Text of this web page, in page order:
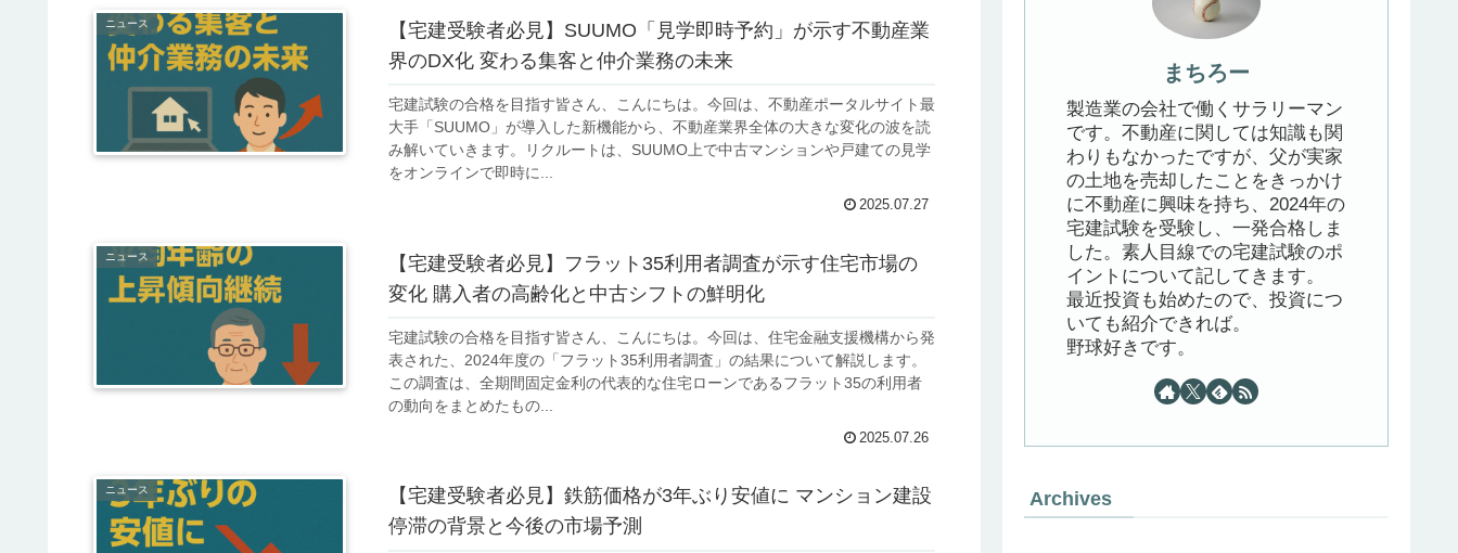
ニュース
【宅建受験者必見】SUUMO「見学即時予約」が示す不動産業
界のDX化 変わる集客と仲介業務の未来
宅建試験の合格を目指す皆さん、こんにちは。今回は、不動産ポータルサイト最
大手「SUUMO」が導入した新機能から、不動産業界全体の大きな変化の波を読
み解いていきます。リクルートは、SUUMO上で中古マンションや戸建ての見学
をオンラインで即時に...
2025.07.27
ニュース
【宅建受験者必見】フラット35利用者調査が示す住宅市場の
変化 購入者の高齢化と中古シフトの鮮明化
宅建試験の合格を目指す皆さん、こんにちは。今回は、住宅金融支援機構から発
表された、2024年度の「フラット35利用者調査」の結果について解説します。
この調査は、全期間固定金利の代表的な住宅ローンであるフラット35の利用者
の動向をまとめたもの...
2025.07.26
ニュース
【宅建受験者必見】鉄筋価格が3年ぶり安値に マンション建設
停滞の背景と今後の市場予測
まちろー
製造業の会社で働くサラリーマン
です。不動産に関しては知識も関
わりもなかったですが、父が実家
の土地を売却したことをきっかけ
に不動産に興味を持ち、2024年の
宅建試験を受験し、一発合格しま
した。素人目線での宅建試験のポ
イントについて記してきます。
最近投資も始めたので、投資につ
いても紹介できれば。
野球好きです。
Archives